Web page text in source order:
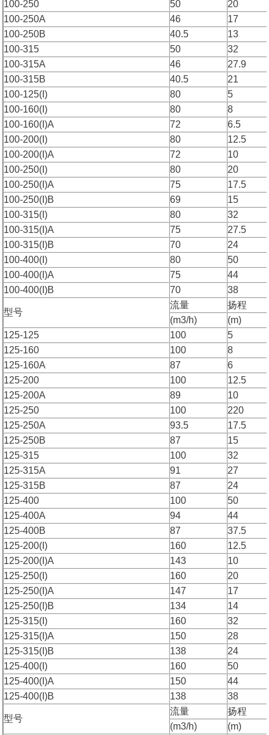
100-250
50
20
100-250A
46
17
100-250B
40.5
13
100-315
50
32
100-315A
46
27.9
100-315B
40.5
21
100-125(I)
80
5
100-160(I)
80
8
100-160(I)A
72
6.5
100-200(I)
80
12.5
100-200(I)A
72
10
100-250(I)
80
20
100-250(I)A
75
17.5
100-250(I)B
69
15
100-315(I)
80
32
100-315(I)A
75
27.5
100-315(I)B
70
24
100-400(I)
80
50
100-400(I)A
75
44
100-400(I)B
70 38
型号
流量
扬程
(m3/h)
(m)
125-125
100
5
125-160
100
8
125-160A
87
6
125-200
100
12.5
125-200A
89
10
125-250
100
220
125-250A
93.5
17.5
125-250B
87
15
125-315
100
32
125-315A
91
27
125-315B
87
24
125-400
100
50
125-400A
94
44
125-400B
87
37.5
125-200(I)
160
12.5
125-200(I)A
143
10
125-250(I)
160
20
125-250(I)A
147
17
125-250(I)B
134
14
125-315(I)
160
32
125-315(I)A
150
28
125-315(I)B
138
24
125-400(I)
160
50
125-400(I)A
150
44
125-400(I)B
138 38
型号
流量
扬程
(m3/h)
(m)